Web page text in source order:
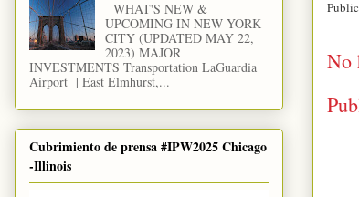
No
WHAT'S NEW &
UPCOMING IN NEW YORK
CITY (UPDATED MAY 22,
2023) MAJOR
INVESTMENTS Transportation LaGuardia
Airport | East Elmhurst,...
Cubrimiento de prensa #IPW2025 Chicago
-Illinois